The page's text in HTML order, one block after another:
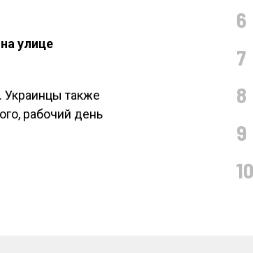
улице
Украинцы также
рабочий день